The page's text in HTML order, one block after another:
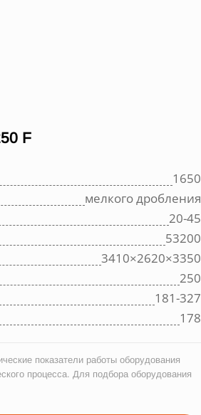
F
1650
мелкого дробления
20-45
53200
3410×2620×3350
250
181-327
178
показатели работы оборудования
процесса. Для подбора оборудования